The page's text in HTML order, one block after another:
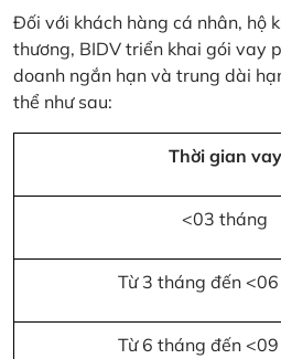
Đối với khách hàng cá nhân, hộ
thương, BIDV triển khai gói vay
doanh ngắn hạn và trung dài
thể như sau:
Thời gian vay
<03 tháng
Từ 3 tháng đến
Từ 6 tháng đến